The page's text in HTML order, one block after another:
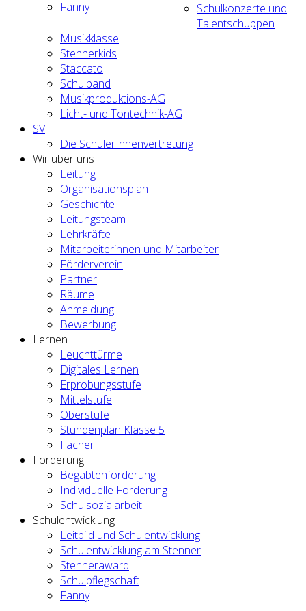
Fanny
Schulkonzerte und
Talentschuppen
Musikklasse
Stennerkids
Staccato
Schulband
Musikproduktions-AG
Licht- und Tontechnik-AG
SV
Die SchülerInnenvertretung
Wir über uns
Leitung
Organisationsplan
Geschichte
Leitungsteam
Lehrkräfte
Mitarbeiterinnen und Mitarbeiter
Förderverein
Partner
Räume
Anmeldung
Bewerbung
Lernen
Leuchttürme
Digitales Lernen
Erprobungsstufe
Mittelstufe
Oberstufe
Stundenplan Klasse 5
Fächer
Förderung
Begabtenförderung
Individuelle Förderung
Schulsozialarbeit
Schulentwicklung
Leitbild und Schulentwicklung
Schulentwicklung am Stenner
Stenneraward
Schulpflegschaft
Fanny